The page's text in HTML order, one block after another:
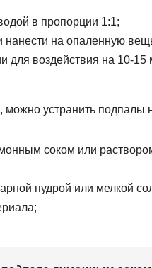
в пропорции 1:1;
нанести на опаленную
для воздействия на 10-15
можно устранить подпалы
соком или
пудрой или мелкой